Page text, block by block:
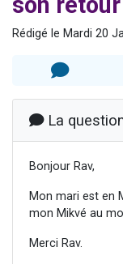
Rédigé le Mardi 20
La
Bonjour Rav,
Mon mari est en
mon Mikvé au
Merci Rav.